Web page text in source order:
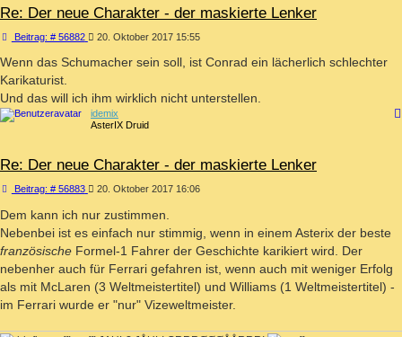
Re: Der neue Charakter - der maskierte Lenker
Beitrag: # 56882Beitrag
20. Oktober 2017 15:55
Wenn das Schumacher sein soll, ist Conrad ein lächerlich schlechter
Karikaturist.
Und das will ich ihm wirklich nicht unterstellen.
idemix
AsterIX Druid
Re: Der neue Charakter - der maskierte Lenker
Beitrag: # 56883Beitrag
20. Oktober 2017 16:06
Dem kann ich nur zustimmen.
Nebenbei ist es einfach nur stimmig, wenn in einem Asterix der beste
französische Formel-1 Fahrer der Geschichte karikiert wird. Der
nebenher auch für Ferrari gefahren ist, wenn auch mit weniger Erfolg
als mit McLaren (3 Weltmeistertitel) und Williams (1 Weltmeistertitel) -
im Ferrari wurde er "nur" Vizeweltmeister.